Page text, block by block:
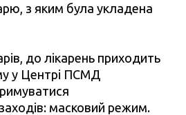
з яким була укладена
до лікарень приходить
у Центрі ПСМД
масковий режим.